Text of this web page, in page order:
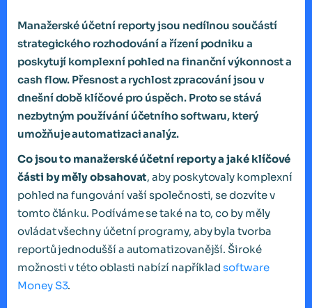
Manažerské účetní reporty jsou nedílnou součástí
strategického rozhodování a řízení podniku a
poskytují komplexní pohled na finanční výkonnost a
cash flow. Přesnost a rychlost zpracování jsou v
dnešní době klíčové pro úspěch. Proto se stává
nezbytným používání účetního softwaru, který
umožňuje automatizaci analýz.
Co jsou to manažerské účetní reporty a jaké klíčové
části by měly obsahovat, aby poskytovaly komplexní
pohled na fungování vaší společnosti, se dozvíte v
tomto článku. Podíváme se také na to, co by měly
ovládat všechny účetní programy, aby byla tvorba
reportů jednodušší a automatizovanější. Široké
možnosti v této oblasti nabízí napříkladsoftware
Money S3.